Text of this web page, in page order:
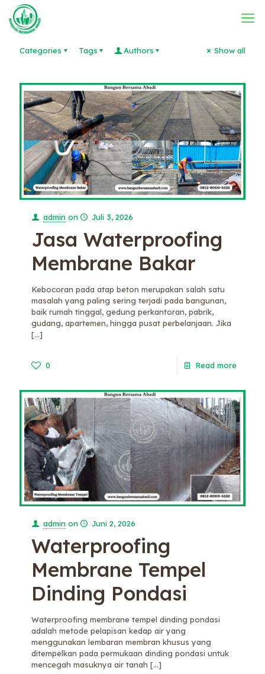
Categories Tags Authors Show all
admin on Juli 3, 2026
Jasa Waterproofing
Membrane Bakar
Kebocoran pada atap beton merupakan salah satu
masalah yang paling sering terjadi pada bangunan,
baik rumah tinggal, gedung perkantoran, pabrik,
gudang, apartemen, hingga pusat perbelanjaan. Jika
[…]
0 Read more
admin on Juni 2, 2026
Waterproofing
Membrane Tempel
Dinding Pondasi
Waterproofing membrane tempel dinding pondasi
adalah metode pelapisan kedap air yang
menggunakan lembaran membran khusus yang
ditempelkan pada permukaan dinding pondasi untuk
mencegah masuknya air tanah […]